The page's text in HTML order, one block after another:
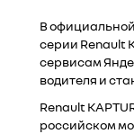
В
серии Renault
сервисам
водителя и
Renault
российском